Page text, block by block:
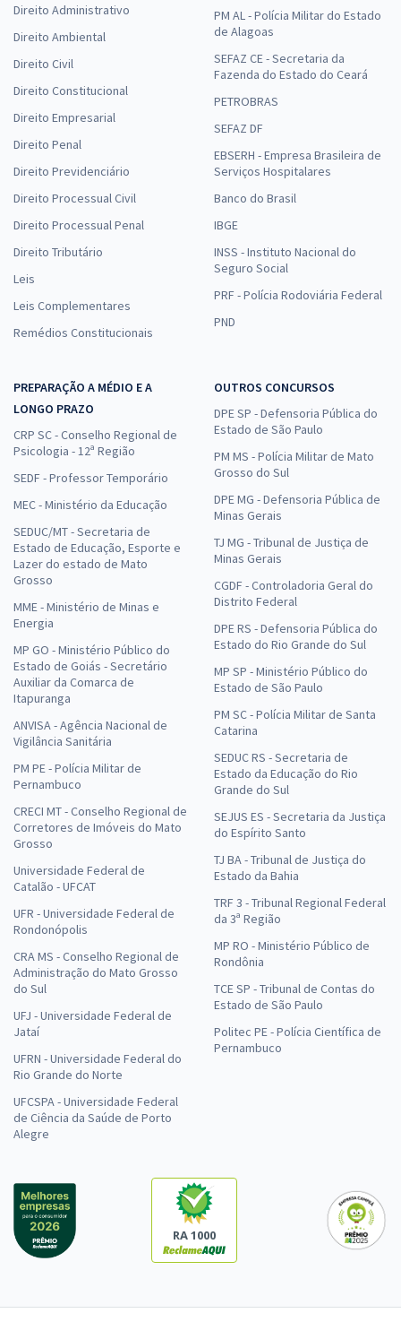
Direito Administrativo
Direito Ambiental
Direito Civil
Direito Constitucional
Direito Empresarial
Direito Penal
Direito Previdenciário
Direito Processual Civil
Direito Processual Penal
Direito Tributário
Leis
Leis Complementares
Remédios Constitucionais
PM AL - Polícia Militar do Estado
de Alagoas
SEFAZ CE - Secretaria da
Fazenda do Estado do Ceará
PETROBRAS
SEFAZ DF
EBSERH - Empresa Brasileira de
Serviços Hospitalares
Banco do Brasil
IBGE
INSS - Instituto Nacional do
Seguro Social
PRF - Polícia Rodoviária Federal
PND
PREPARAÇÃO A MÉDIO E A
LONGO PRAZO
CRP SC - Conselho Regional de
Psicologia - 12ª Região
SEDF - Professor Temporário
MEC - Ministério da Educação
SEDUC/MT - Secretaria de
Estado de Educação, Esporte e
Lazer do estado de Mato
Grosso
MME - Ministério de Minas e
Energia
MP GO - Ministério Público do
Estado de Goiás - Secretário
Auxiliar da Comarca de
Itapuranga
ANVISA - Agência Nacional de
Vigilância Sanitária
PM PE - Polícia Militar de
Pernambuco
CRECI MT - Conselho Regional de
Corretores de Imóveis do Mato
Grosso
Universidade Federal de
Catalão - UFCAT
UFR - Universidade Federal de
Rondonópolis
CRA MS - Conselho Regional de
Administração do Mato Grosso
do Sul
UFJ - Universidade Federal de
Jataí
UFRN - Universidade Federal do
Rio Grande do Norte
UFCSPA - Universidade Federal
de Ciência da Saúde de Porto
Alegre
OUTROS CONCURSOS
DPE SP - Defensoria Pública do
Estado de São Paulo
PM MS - Polícia Militar de Mato
Grosso do Sul
DPE MG - Defensoria Pública de
Minas Gerais
TJ MG - Tribunal de Justiça de
Minas Gerais
CGDF - Controladoria Geral do
Distrito Federal
DPE RS - Defensoria Pública do
Estado do Rio Grande do Sul
MP SP - Ministério Público do
Estado de São Paulo
PM SC - Polícia Militar de Santa
Catarina
SEDUC RS - Secretaria de
Estado da Educação do Rio
Grande do Sul
SEJUS ES - Secretaria da Justiça
do Espírito Santo
TJ BA - Tribunal de Justiça do
Estado da Bahia
TRF 3 - Tribunal Regional Federal
da 3ª Região
MP RO - Ministério Público de
Rondônia
TCE SP - Tribunal de Contas do
Estado de São Paulo
Politec PE - Polícia Científica de
Pernambuco
RA 1000